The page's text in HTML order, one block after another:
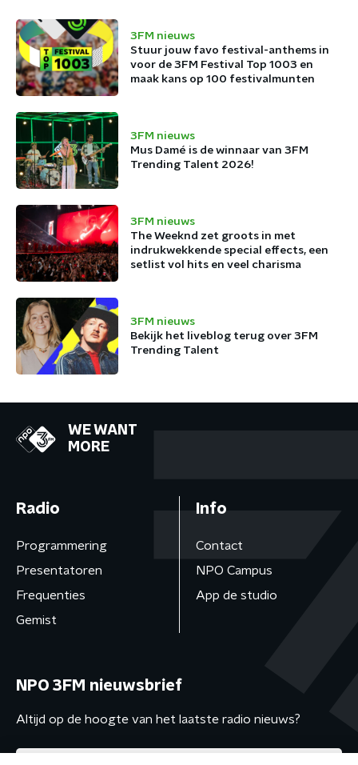
3FM nieuws
Stuur jouw favo festival-anthems in
voor de 3FM Festival Top 1003 en
maak kans op 100 festivalmunten
3FM nieuws
Mus Damé is de winnaar van 3FM
Trending Talent 2026!
3FM nieuws
The Weeknd zet groots in met
indrukwekkende special effects, een
setlist vol hits en veel charisma
3FM nieuws
Bekijk het liveblog terug over 3FM
Trending Talent
WE WANT
MORE
Radio
Programmering
Presentatoren
Frequenties
Gemist
Info
Contact
NPO Campus
App de studio
NPO 3FM nieuwsbrief
Altijd op de hoogte van het laatste radio nieuws?